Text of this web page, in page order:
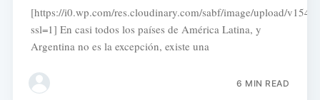
[https://i0.wp.com/res.cloudinary.com/sabf/image/upload/
ssl=1] En casi todos los países de América Latina, y
Argentina no es la excepción, existe una
6 MIN READ